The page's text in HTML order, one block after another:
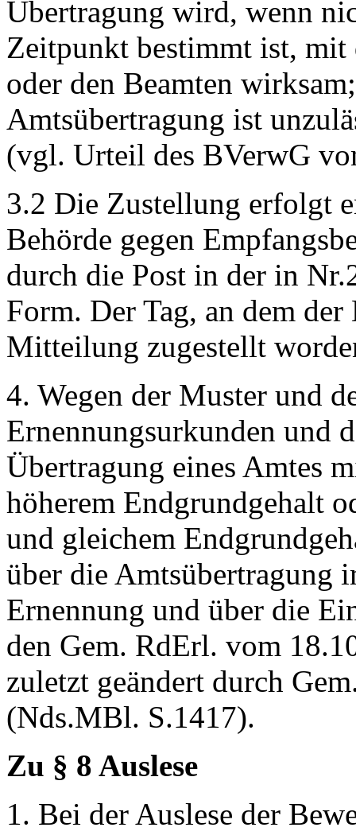
Übertragung wird, wenn
Zeitpunkt bestimmt ist,
oder den Beamten
Amtsübertragung ist
(vgl. Urteil des BVerwG
3.2 Die Zustellung erfolgt
Behörde gegen
durch die Post in der in
Form. Der Tag, an dem
Mitteilung zugestellt
4. Wegen der Muster und
Ernennungsurkunden und
Übertragung eines Amtes
höherem Endgrundgehalt
und gleichem
über die Amtsübertragung
Ernennung und über die
den Gem. RdErl. vom
zuletzt geändert durch
(Nds.MBl. S.1417).
Zu § 8 Auslese
1. Bei der Auslese der